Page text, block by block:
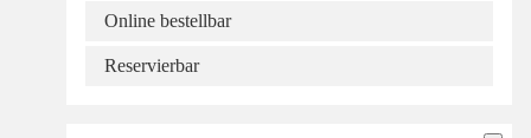
Online bestellbar
Reservierbar